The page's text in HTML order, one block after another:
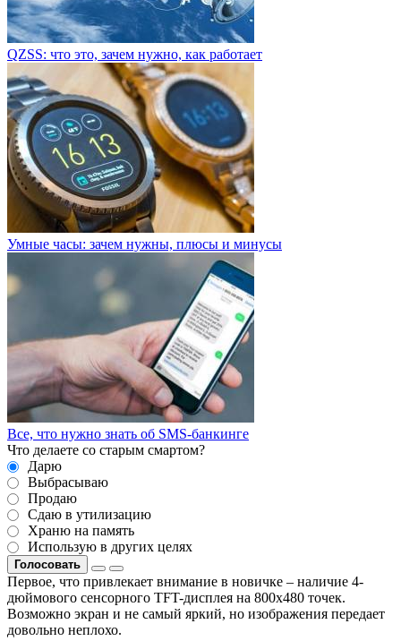
QZSS: что это, зачем нужно, как работает
Умные часы: зачем нужны, плюсы и минусы
Все, что нужно знать об SMS-банкинге
Что делаете со старым смартом?
Дарю
Выбрасываю
Продаю
Сдаю в утилизацию
Храню на память
Использую в других целях
Голосовать
Первое, что привлекает внимание в новичке – наличие 4-
дюймового сенсорного TFT-дисплея на 800х480 точек.
Возможно экран и не самый яркий, но изображения передает
довольно неплохо.